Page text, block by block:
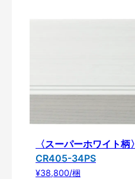
〈スーパーホワイト柄〉
CR405-34PS
¥38,800/梱